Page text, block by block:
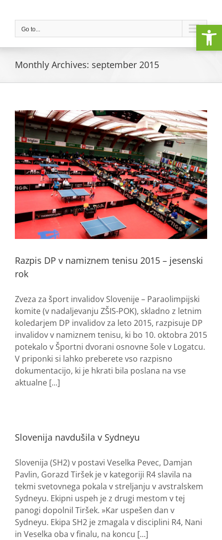
contentGo to...
Monthly Archives: september 2015
Razpis DP v namiznem tenisu 2015 – jesenski
rok
Zveza za šport invalidov Slovenije – Paraolimpijski
komite (v nadaljevanju ZŠIS-POK), skladno z letnim
koledarjem DP invalidov za leto 2015, razpisuje DP
invalidov v namiznem tenisu, ki bo 10. oktobra 2015
potekalo v Športni dvorani osnovne šole v Logatcu.
V priponki si lahko preberete vso razpisno
dokumentacijo, ki je hkrati bila poslana na vse
aktualne [...]
Slovenija navdušila v Sydneyu
Slovenija (SH2) v postavi Veselka Pevec, Damjan
Pavlin, Gorazd Tiršek je v kategoriji R4 slavila na
tekmi svetovnega pokala v streljanju v avstralskem
Sydneyu. Ekipni uspeh je z drugi mestom v tej
panogi dopolnil Tiršek. »Kar uspešen dan v
Sydneyu. Ekipa SH2 je zmagala v disciplini R4, Nani
in Veselka oba v finalu, na koncu [...]